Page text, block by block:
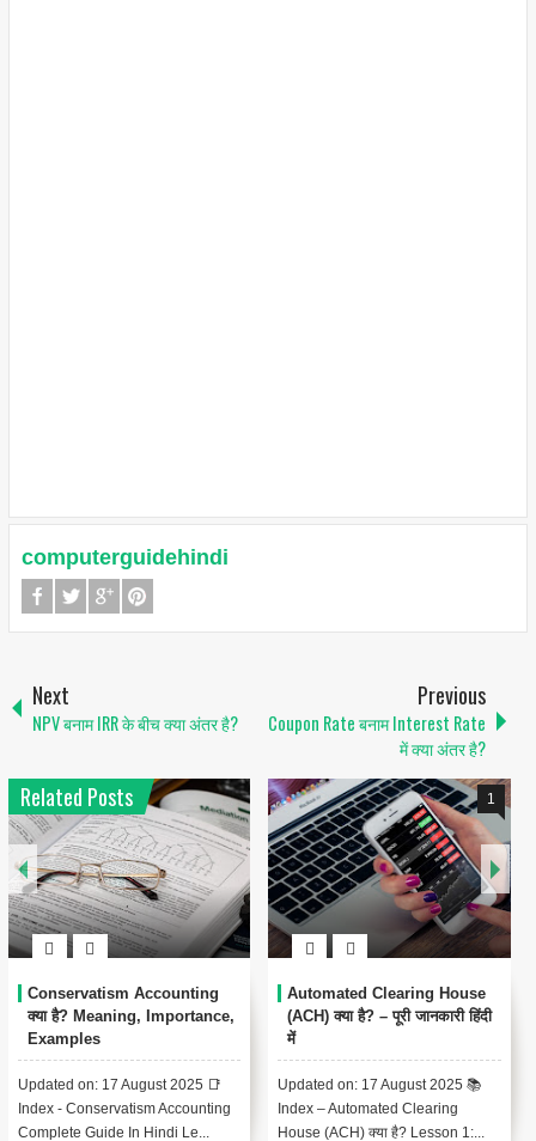
computerguidehindi
Next
NPV बनाम IRR के बीच क्या अंतर है?
Previous
Coupon Rate बनाम Interest Rate
में क्या अंतर है?
Related Posts
Conservatism Accounting
क्या है? Meaning, Importance,
Examples
Updated on: 17 August 2025 📑
Index - Conservatism Accounting
Complete Guide In Hindi Le...
1
Automated Clearing House
(ACH) क्या है? – पूरी जानकारी हिंदी
में
Updated on: 17 August 2025 📚
Index – Automated Clearing
House (ACH) क्या है? Lesson 1:...